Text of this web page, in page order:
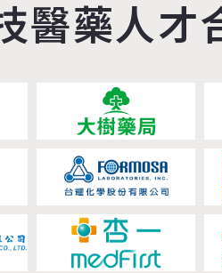
醫藥人才